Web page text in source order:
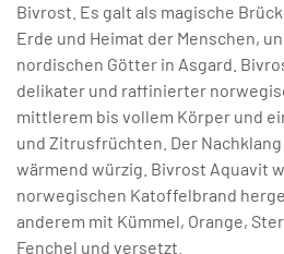
Bivrost. Es galt als magische
Erde und Heimat der Menschen,
nordischen Götter in Asgard.
delikater und raffinierter
mittlerem bis vollem Körper und
und Zitrusfrüchten. Der
wärmend würzig. Bivrost Aquavit
norwegischen Katoffelbrand
anderem mit Kümmel, Orange,
Fenchel und versetzt.